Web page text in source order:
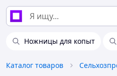
Ножницы для копыт
Каталог товаров